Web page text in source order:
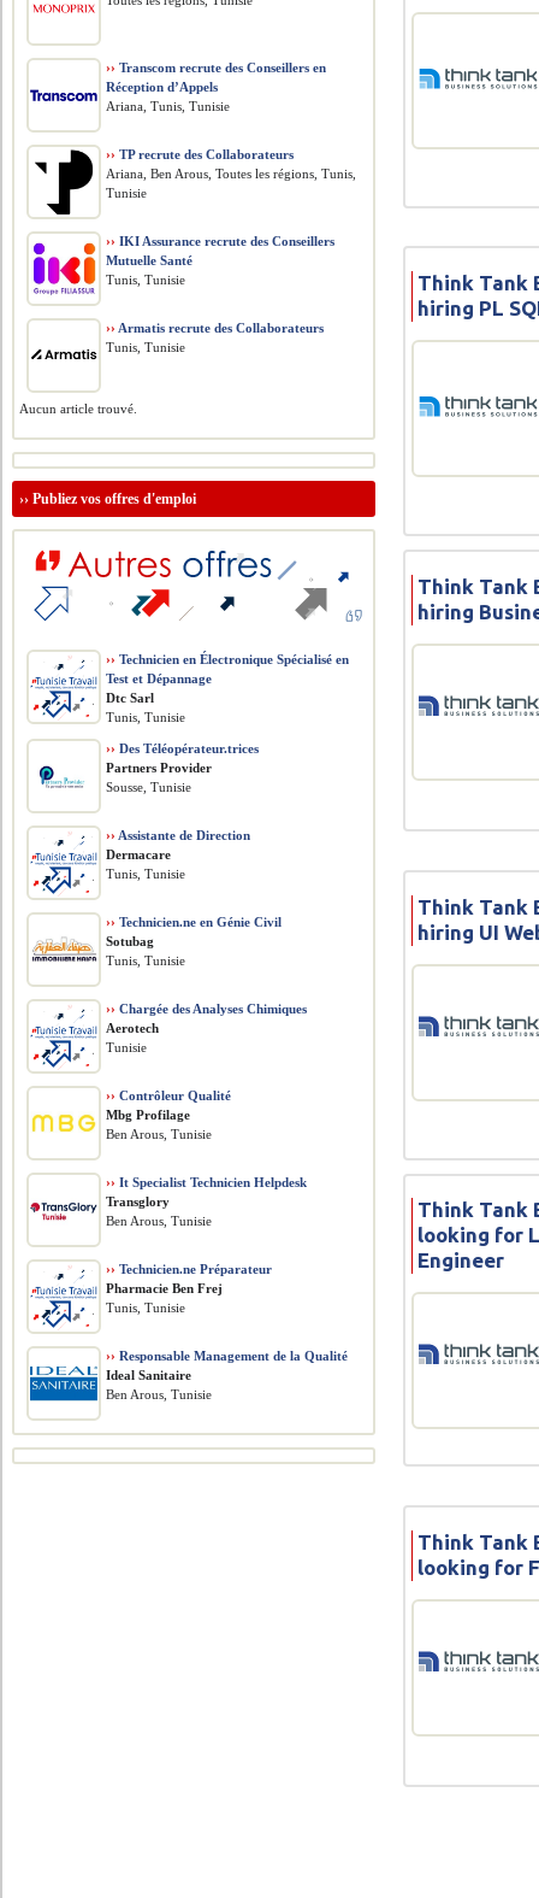
Think Tank
hiring PL
Think Tank
hiring
Think Tank
hiring UI
Think Tank
looking for
Engineer
Think Tank
looking for
›› Transcom recrute des Conseillers en
Réception d’Appels
Ariana, Tunis, Tunisie
›› TP recrute des Collaborateurs
Ariana, Ben Arous, Toutes les régions, Tunis,
Tunisie
›› IKI Assurance recrute des Conseillers
Mutuelle Santé
Tunis, Tunisie
›› Armatis recrute des Collaborateurs
Tunis, Tunisie
Aucun article trouvé.
››Publiez vos offres d'emploi
›› Technicien en Électronique Spécialisé en
Test et Dépannage
Dtc Sarl
Tunis, Tunisie
›› Des Téléopérateur.trices
Partners Provider
Sousse, Tunisie
›› Assistante de Direction
Dermacare
Tunis, Tunisie
›› Technicien.ne en Génie Civil
Sotubag
Tunis, Tunisie
›› Chargée des Analyses Chimiques
Aerotech
Tunisie
›› Contrôleur Qualité
Mbg Profilage
Ben Arous, Tunisie
›› It Specialist Technicien Helpdesk
Transglory
Ben Arous, Tunisie
›› Technicien.ne Préparateur
Pharmacie Ben Frej
Tunis, Tunisie
›› Responsable Management de la Qualité
Ideal Sanitaire
Ben Arous, Tunisie